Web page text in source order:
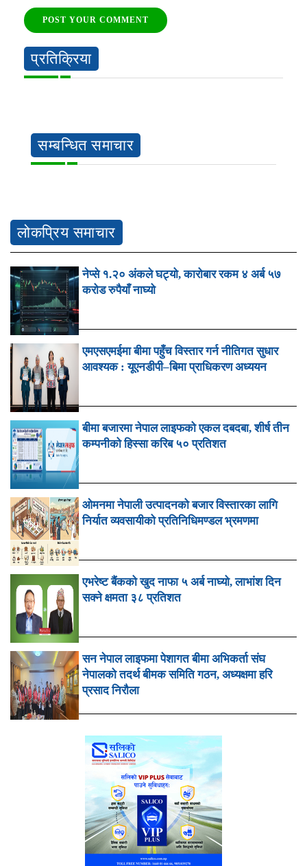
POST YOUR COMMENT
प्रतिक्रिया
सम्बन्धित समाचार
लोकप्रिय समाचार
नेप्से १.२० अंकले घट्यो, कारोबार रकम ४ अर्ब ५७
करोड रुपैयाँ नाघ्यो
एमएसएमईमा बीमा पहुँच विस्तार गर्न नीतिगत सुधार
आवश्यक : यूएनडीपी–बिमा प्राधिकरण अध्ययन
बीमा बजारमा नेपाल लाइफको एकल दबदबा, शीर्ष तीन
कम्पनीको हिस्सा करिब ५० प्रतिशत
ओमनमा नेपाली उत्पादनको बजार विस्तारका लागि
निर्यात व्यवसायीको प्रतिनिधिमण्डल भ्रमणमा
एभरेष्ट बैंकको खुद नाफा ५ अर्ब नाघ्यो, लाभांश दिन
सक्ने क्षमता ३८ प्रतिशत
सन नेपाल लाइफमा पेशागत बीमा अभिकर्ता संघ
नेपालको तदर्थ बीमक समिति गठन, अध्यक्षमा हरि
प्रसाद निरौला